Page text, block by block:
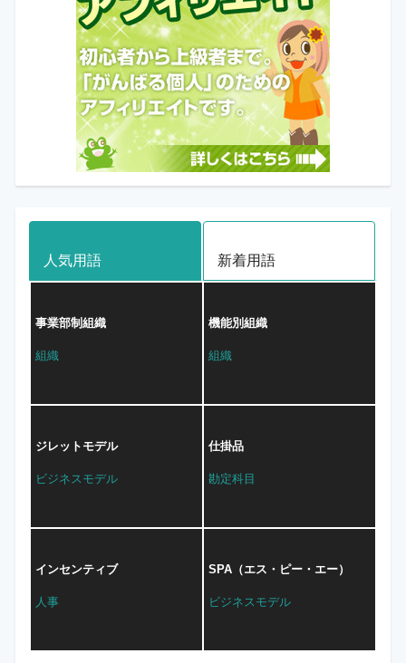
人気用語 新着用語
事業部制組織
組織
機能別組織
組織
ジレットモデル
ビジネスモデル
仕掛品
勘定科目
インセンティブ
人事
SPA（エス・ピー・エー）
ビジネスモデル